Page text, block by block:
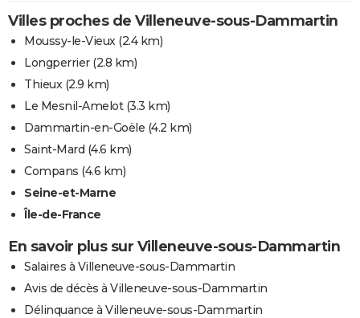
Villes proches de Villeneuve-sous-Dammartin
Moussy-le-Vieux(2.4 km)
Longperrier(2.8 km)
Thieux(2.9 km)
Le Mesnil-Amelot(3.3 km)
Dammartin-en-Goële (4.2 km)
Saint-Mard (4.6 km)
Compans (4.6 km)
Seine-et-Marne
Île-de-France
En savoir plus sur Villeneuve-sous-Dammartin
Salaires à Villeneuve-sous-Dammartin
Avis de décès à Villeneuve-sous-Dammartin
Délinquance à Villeneuve-sous-Dammartin